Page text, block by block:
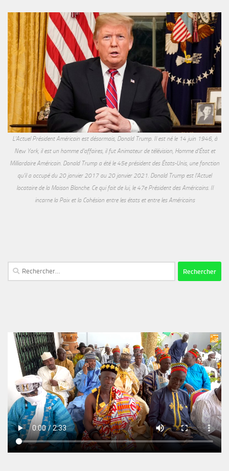
L'Actuel Président Américain est désormais, Donald Trump. Il est né le 14 juin 1946, à
New York, il est un homme d'affaires, il fut Animateur de télévision, Homme d'État et
Milliardaire Américain. Donald Trump a été le 45e président des États-Unis, une fonction
qu'il a occupé du 20 janvier 2017 au 20 janvier 2021. Donald Trump est l'Actuel
locataire de la Maison Blanche. Ce qui fait de lui, le 47e Président des Américains. Il
incarne la Paix et la Cohésion entre les états et entre les Américains
Rechercher :